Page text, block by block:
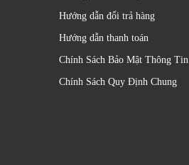
Hướng dẫn đổi trả hàng
Hướng dẫn thanh toán
Chính Sách Bảo Mật Thông Tin
Chính Sách Quy Định Chung